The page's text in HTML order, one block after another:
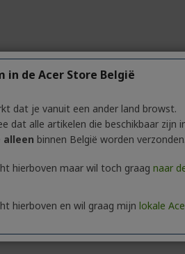
in de Acer Store België
dat je vanuit een ander land browst.
dat alle artikelen die beschikbaar zijn
alleen binnen België worden verzonden.
hierboven maar wil toch graag naar
hierboven en wil graag mijn lokale